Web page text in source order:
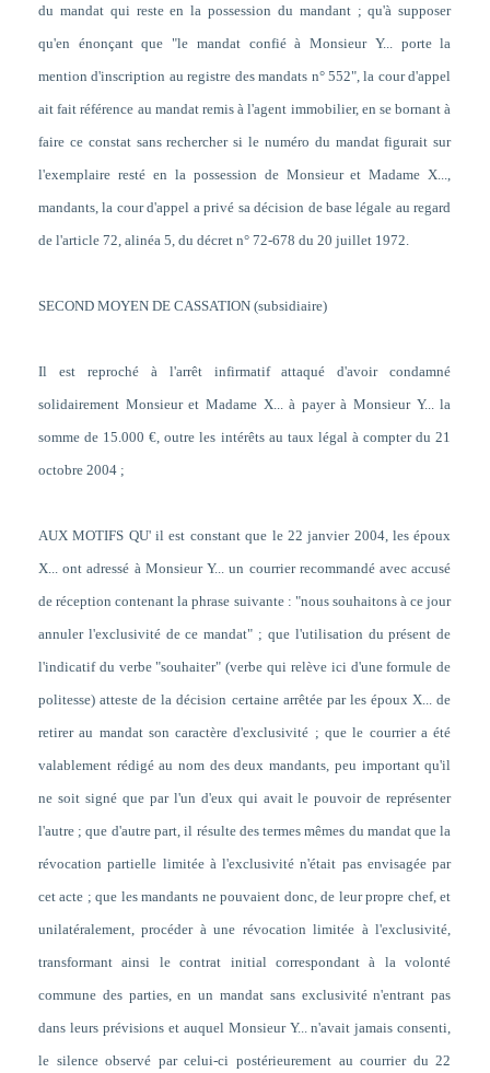
du mandat qui reste en la possession du mandant ; qu'à supposer
qu'en énonçant que "le mandat confié à Monsieur Y... porte la
mention d'inscription au registre des mandats n° 552", la cour d'appel
ait fait référence au mandat remis à l'agent immobilier, en se bornant à
faire ce constat sans rechercher si le numéro du mandat figurait sur
l'exemplaire resté en la possession de Monsieur et Madame X...,
mandants, la cour d'appel a privé sa décision de base légale au regard
de l'article 72, alinéa 5, du décret n° 72-678 du 20 juillet 1972.
SECOND MOYEN DE CASSATION (subsidiaire)
Il est reproché à l'arrêt infirmatif attaqué d'avoir condamné
solidairement Monsieur et Madame X... à payer à Monsieur Y... la
somme de 15.000 €, outre les intérêts au taux légal à compter du 21
octobre 2004 ;
AUX MOTIFS QU' il est constant que le 22 janvier 2004, les époux
X... ont adressé à Monsieur Y... un courrier recommandé avec accusé
de réception contenant la phrase suivante : "nous souhaitons à ce jour
annuler l'exclusivité de ce mandat" ; que l'utilisation du présent de
l'indicatif du verbe "souhaiter" (verbe qui relève ici d'une formule de
politesse) atteste de la décision certaine arrêtée par les époux X... de
retirer au mandat son caractère d'exclusivité ; que le courrier a été
valablement rédigé au nom des deux mandants, peu important qu'il
ne soit signé que par l'un d'eux qui avait le pouvoir de représenter
l'autre ; que d'autre part, il résulte des termes mêmes du mandat que la
révocation partielle limitée à l'exclusivité n'était pas envisagée par
cet acte ; que les mandants ne pouvaient donc, de leur propre chef, et
unilatéralement, procéder à une révocation limitée à l'exclusivité,
transformant ainsi le contrat initial correspondant à la volonté
commune des parties, en un mandat sans exclusivité n'entrant pas
dans leurs prévisions et auquel Monsieur Y... n'avait jamais consenti,
le silence observé par celui-ci postérieurement au courrier du 22